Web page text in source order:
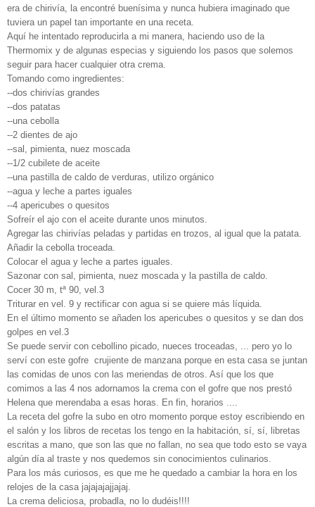
era de chirivía, la encontré buenísima y nunca hubiera imaginado que
tuviera un papel tan importante en una receta.
Aquí he intentado reproducirla a mi manera, haciendo uso de la
Thermomix y de algunas especias y siguiendo los pasos que solemos
seguir para hacer cualquier otra crema.
Tomando como ingredientes:
--dos chirivías grandes
--dos patatas
--una cebolla
--2 dientes de ajo
--sal, pimienta, nuez moscada
--1/2 cubilete de aceite
--una pastilla de caldo de verduras, utilizo orgánico
--agua y leche a partes iguales
--4 apericubes o quesitos
Sofreír el ajo con el aceite durante unos minutos.
Agregar las chirivías peladas y partidas en trozos, al igual que la patata.
Añadir la cebolla troceada.
Colocar el agua y leche a partes iguales.
Sazonar con sal, pimienta, nuez moscada y la pastilla de caldo.
Cocer 30 m, tª 90, vel.3
Triturar en vel. 9 y rectificar con agua si se quiere más líquida.
En el último momento se añaden los apericubes o quesitos y se dan dos
golpes en vel.3
Se puede servir con cebollino picado, nueces troceadas, ... pero yo lo
serví con este gofre crujiente de manzana porque en esta casa se juntan
las comidas de unos con las meriendas de otros. Así que los que
comimos a las 4 nos adornamos la crema con el gofre que nos prestó
Helena que merendaba a esas horas. En fin, horarios ....
La receta del gofre la subo en otro momento porque estoy escribiendo en
el salón y los libros de recetas los tengo en la habitación, sí, sí, libretas
escritas a mano, que son las que no fallan, no sea que todo esto se vaya
algún día al traste y nos quedemos sin conocimientos culinarios.
Para los más curiosos, es que me he quedado a cambiar la hora en los
relojes de la casa jajajajajjajaj.
La crema deliciosa, probadla, no lo dudéis!!!!